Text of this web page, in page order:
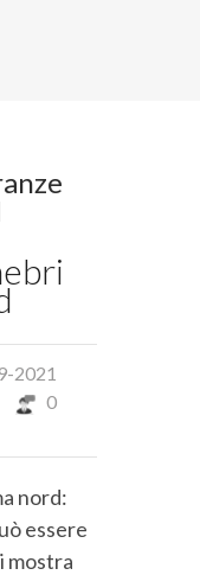
2021
0
nord:
essere
mostra